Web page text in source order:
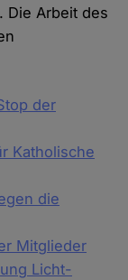
Die Arbeit des
der
Katholische
die
Mitglieder
Licht-